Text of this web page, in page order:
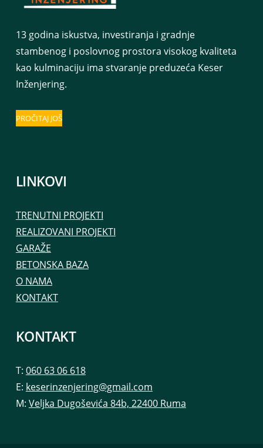
13 godina iskustva, investiranja i gradnje
stambenog i poslovnog prostora visokog kvaliteta
kao kulminaciju ima stvaranje preduzeća Keser
Inženjering.
PROČITAJ JOŠ
LINKOVI
TRENUTNI PROJEKTI
REALIZOVANI PROJEKTI
GARAŽE
BETONSKA BAZA
O NAMA
KONTAKT
KONTAKT
T: 060 63 06 618
E: keserinzenjering@gmail.com
M: Veljka Dugoševića 84b, 22400 Ruma